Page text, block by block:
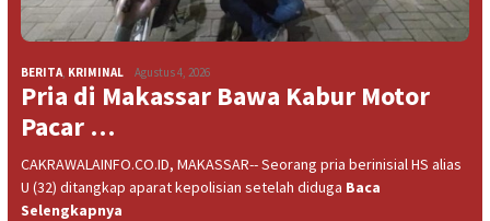
BERITA, KRIMINAL Agustus 4, 2026
Pria di Makassar Bawa Kabur Motor
Pacar …
CAKRAWALAINFO.CO.ID, MAKASSAR-- Seorang pria berinisial HS alias
U (32) ditangkap aparat kepolisian setelah diduga Baca
Selengkapnya